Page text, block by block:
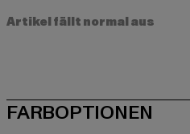
Artikel fällt normal aus
FARBOPTIONEN